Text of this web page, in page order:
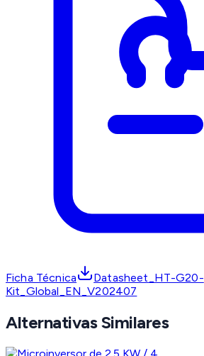
Ficha Técnica
Datasheet_HT-G20-
Kit_Global_EN_V202407
Alternativas Similares